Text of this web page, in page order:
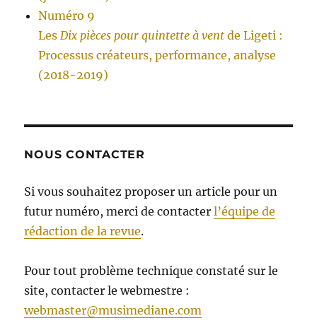
Numéro 9
Les Dix pièces pour quintette à vent de Ligeti :
Processus créateurs, performance, analyse
(2018-2019)
NOUS CONTACTER
Si vous souhaitez proposer un article pour un
futur numéro, merci de contacterl’équipe de
rédaction de la revue.
Pour tout problème technique constaté sur le
site, contacter le webmestre :
webmaster@musimediane.com